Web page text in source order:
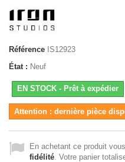
Référence IS12923
État : Neuf
EN STOCK - Prêt à expédier
Attention : dernière pièce
En achetant ce produit
fidélité . Votre panier